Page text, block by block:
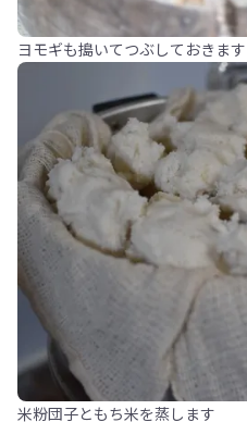
ヨモギも搗いてつぶしておきます
米粉団子ともち米を蒸します